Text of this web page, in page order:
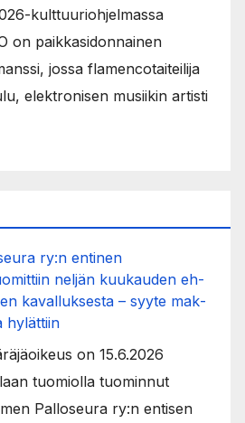
kulttuuriohjelmassa
on paikkasidonnainen
jossa flamencotaiteilija
elektronisen musiikin artisti
ry:n entinen
neljän kuu­kau­den eh­
ka­val­luk­ses­ta – syyte mak­
hy­lät­tiin
on 15.6.2026
tuomiolla tuominnut
Palloseura ry:n entisen